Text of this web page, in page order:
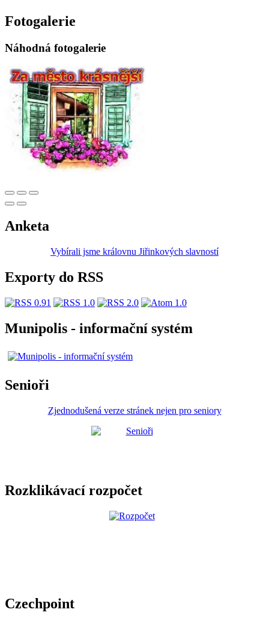
Fotogalerie
Náhodná fotogalerie
Anketa
Vybírali jsme královnu Jiřinkových slavností
Exporty do RSS
Munipolis - informační systém
Senioři
Zjednodušená verze stránek nejen pro seniory
Rozklikávací rozpočet
Czechpoint